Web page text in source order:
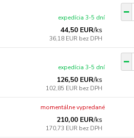
44,50 EUR/ks
36,18 EUR bez DPH
expedícia 3-5 dní
126,50 EUR/ks
102,85 EUR bez DPH
expedícia 3-5 dní
210,00 EUR/ks
170,73 EUR bez DPH
momentálne vypredané